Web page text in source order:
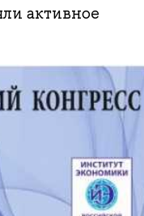
активное